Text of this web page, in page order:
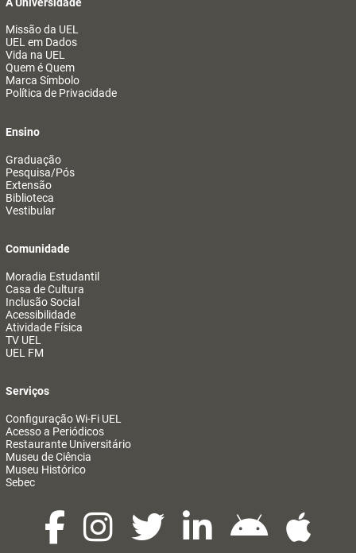
Missão da UEL
UEL em Dados
Vida na UEL
Quem é Quem
Marca Símbolo
Política de Privacidade
Ensino
Graduação
Pesquisa/Pós
Extensão
Biblioteca
Vestibular
Comunidade
Moradia Estudantil
Casa de Cultura
Inclusão Social
Acessibilidade
Atividade Física
TV UEL
UEL FM
Serviços
Configuração Wi-Fi UEL
Acesso a Periódicos
Restaurante Universitário
Museu de Ciência
Museu Histórico
Sebec